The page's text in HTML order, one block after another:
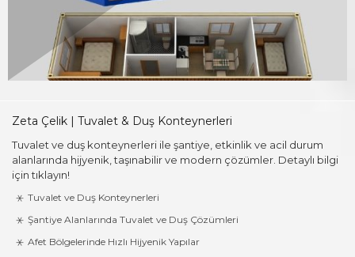
Zeta Çelik | Tuvalet & Duş Konteynerleri
Tuvalet ve duş konteynerleri ile şantiye, etkinlik ve acil durum
alanlarında hijyenik, taşınabilir ve modern çözümler. Detaylı bilgi
için tıklayın!
Tuvalet ve Duş Konteynerleri
Şantiye Alanlarında Tuvalet ve Duş Çözümleri
Afet Bölgelerinde Hızlı Hijyenik Yapılar